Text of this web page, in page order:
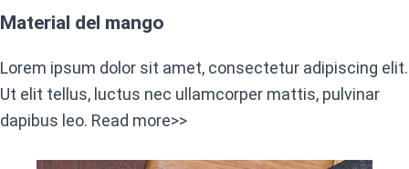
Material del mango
Lorem ipsum dolor sit amet, consectetur adipiscing elit.
Ut elit tellus, luctus nec ullamcorper mattis, pulvinar
dapibus leo. Read more>>